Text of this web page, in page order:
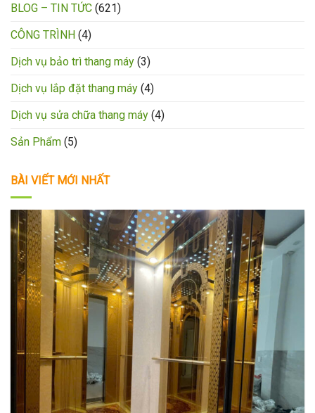
BLOG – TIN TỨC (621)
CÔNG TRÌNH (4)
Dịch vụ bảo trì thang máy (3)
Dịch vụ lắp đặt thang máy (4)
Dịch vụ sửa chữa thang máy (4)
Sản Phẩm (5)
BÀI VIẾT MỚI NHẤT